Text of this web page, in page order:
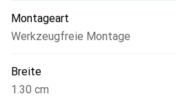
Montageart
Werkzeugfreie Montage
Breite
1.30 cm